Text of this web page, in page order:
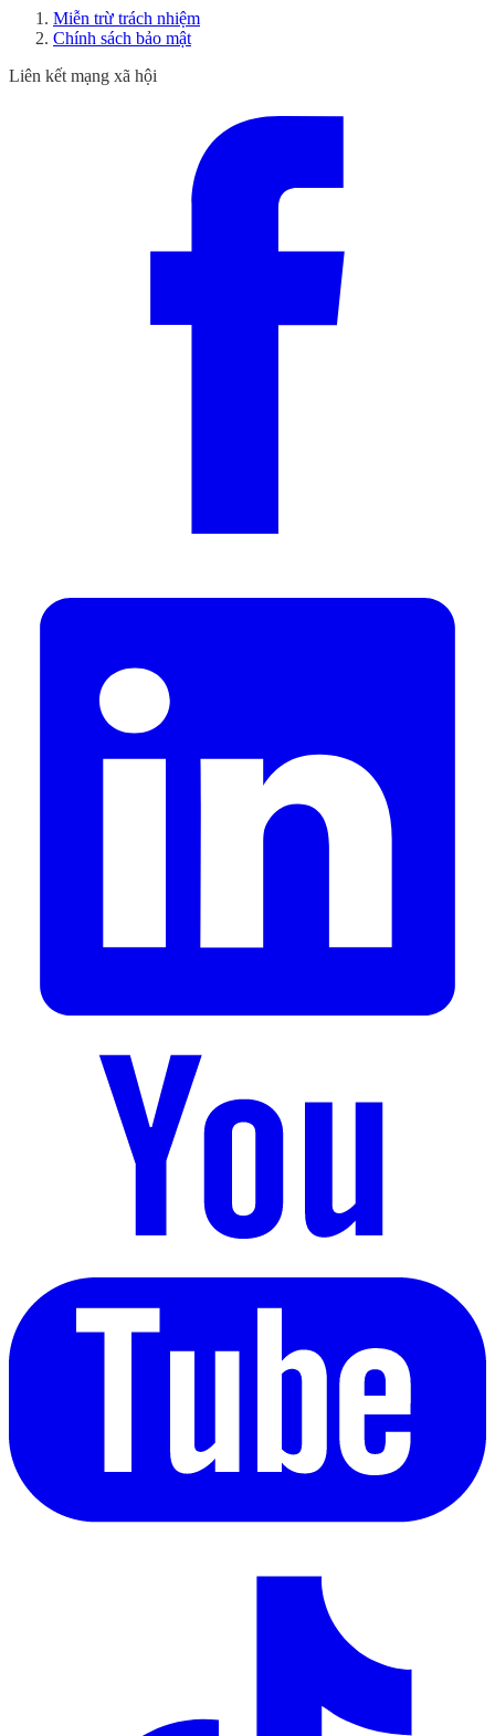
Miễn trừ trách nhiệm
Chính sách bảo mật
Liên kết mạng xã hội